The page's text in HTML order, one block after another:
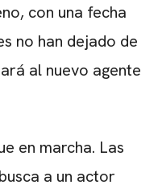
con una fecha
no han dejado de
al nuevo agente
en marcha. Las
a un actor